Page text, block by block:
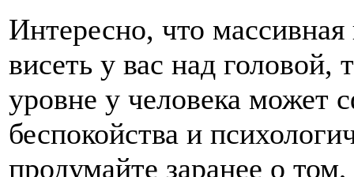
Интересно, что
висеть у вас над головой,
уровне у человека может
беспокойства и
продумайте заранее о